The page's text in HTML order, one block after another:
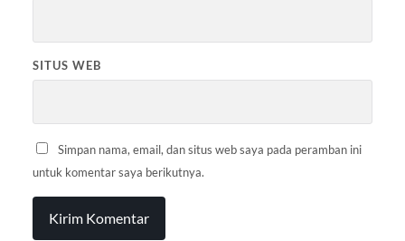
SITUS WEB
Simpan nama, email, dan situs web saya pada peramban ini
untuk komentar saya berikutnya.